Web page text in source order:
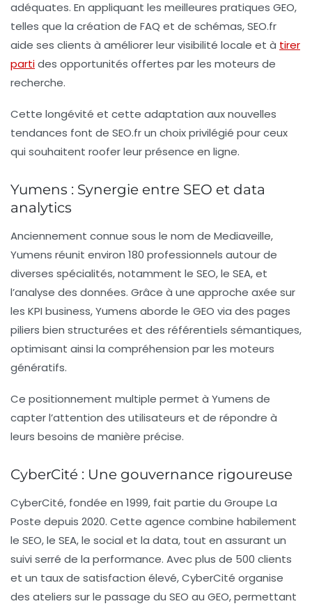
adéquates. En appliquant les meilleures pratiques GEO,
telles que la création de FAQ et de schémas, SEO.fr
aide ses clients à améliorer leur visibilité locale et à tirer
partides opportunités offertes par les moteurs de
recherche.
Cette longévité et cette adaptation aux nouvelles
tendances font de SEO.fr un choix privilégié pour ceux
qui souhaitent roofer leur présence en ligne.
Yumens : Synergie entre SEO et data
analytics
Anciennement connue sous le nom de Mediaveille,
Yumens réunit environ 180 professionnels autour de
diverses spécialités, notamment le SEO, le SEA, et
l’analyse des données. Grâce à une approche axée sur
les KPI business, Yumens aborde le GEO via des pages
piliers bien structurées et des référentiels sémantiques,
optimisant ainsi la compréhension par les moteurs
génératifs.
Ce positionnement multiple permet à Yumens de
capter l’attention des utilisateurs et de répondre à
leurs besoins de manière précise.
CyberCité : Une gouvernance rigoureuse
CyberCité, fondée en 1999, fait partie du Groupe La
Poste depuis 2020. Cette agence combine habilement
le SEO, le SEA, le social et la data, tout en assurant un
suivi serré de la performance. Avec plus de 500 clients
et un taux de satisfaction élevé, CyberCité organise
des ateliers sur le passage du SEO au GEO, permettant